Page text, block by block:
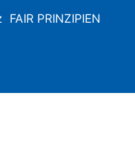
FAIR PRINZIPIEN